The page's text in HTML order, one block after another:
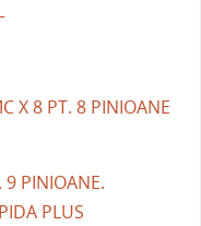
X 8 PT. 8 PINIOANE
9 PINIOANE.
PLUS